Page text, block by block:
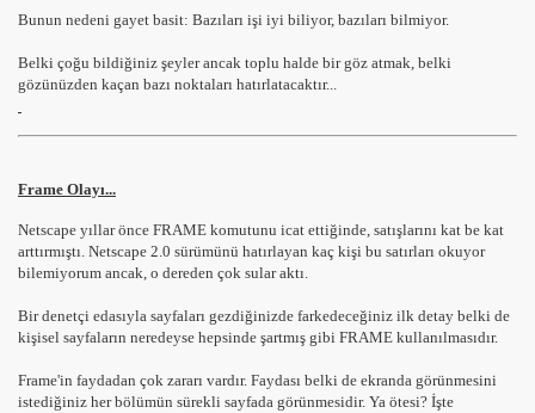
Bunun nedeni gayet basit: Bazıları işi iyi biliyor, bazıları bilmiyor.
Belki çoğu bildiğiniz şeyler ancak toplu halde bir göz atmak, belki
gözünüzden kaçan bazı noktaları hatırlatacaktır...
Frame Olayı...
Netscape yıllar önce FRAME komutunu icat ettiğinde, satışlarını kat be kat
arttırmıştı. Netscape 2.0 sürümünü hatırlayan kaç kişi bu satırları okuyor
bilemiyorum ancak, o dereden çok sular aktı.
Bir denetçi edasıyla sayfaları gezdiğinizde farkedeceğiniz ilk detay belki de
kişisel sayfaların neredeyse hepsinde şartmış gibi FRAME kullanılmasıdır.
Frame'in faydadan çok zararı vardır. Faydası belki de ekranda görünmesini
istediğiniz her bölümün sürekli sayfada görünmesidir. Ya ötesi? İşte